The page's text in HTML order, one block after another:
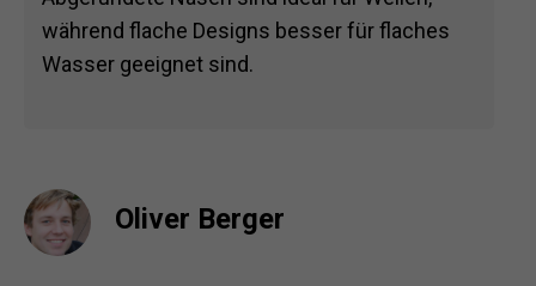
während flache Designs besser für flaches
Wasser geeignet sind.
Oliver Berger